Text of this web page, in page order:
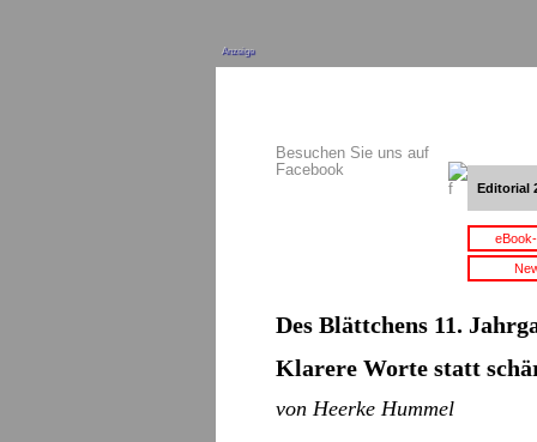
Anzeige
Besuchen Sie uns auf
Facebook
Editorial
Des Blättchens 11.
Klarere Worte statt
von Heerke Hummel